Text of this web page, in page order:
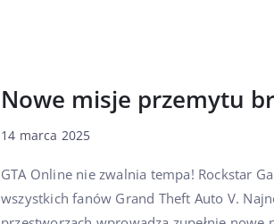
Nowe misje przemytu
14 marca 2025
GTA Online nie zwalnia tempa! Rockstar
wszystkich fanów Grand Theft Auto V.